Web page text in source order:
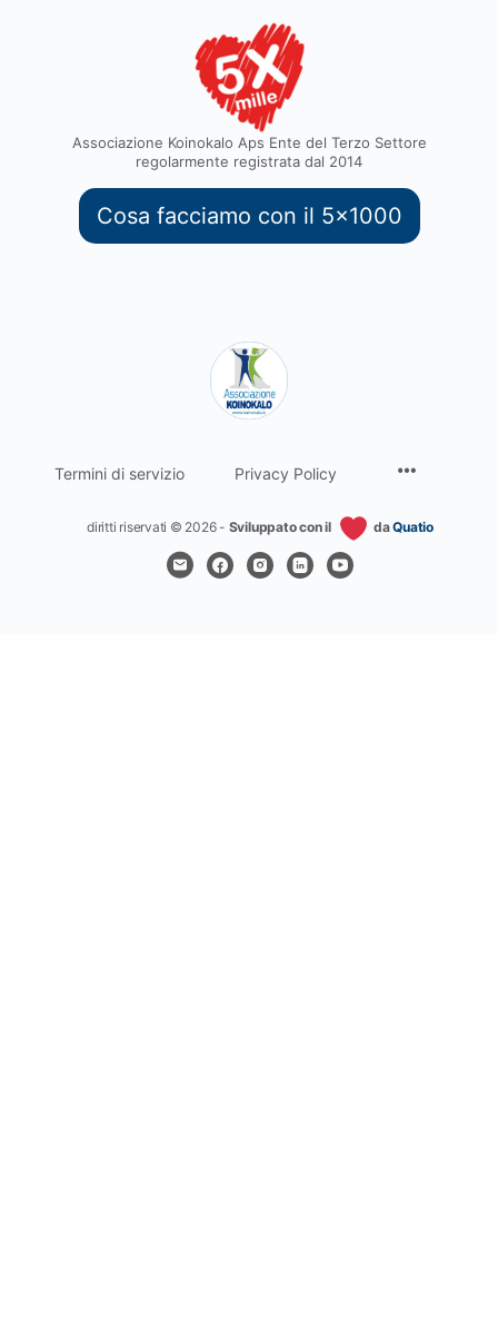
Associazione Koinokalo Aps Ente del Terzo Settore
regolarmente registrata dal 2014
Cosa facciamo con il 5x1000
Termini di servizio Privacy Policy
diritti riservati © 2026 - Sviluppato con il daQuatio